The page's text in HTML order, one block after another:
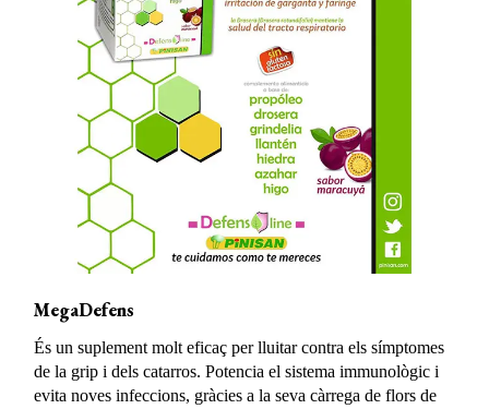
MegaDefens
És un suplement molt eficaç per lluitar contra els símptomes
de la grip i dels catarros. Potencia el sistema immunològic i
evita noves infeccions, gràcies a la seva càrrega de flors de